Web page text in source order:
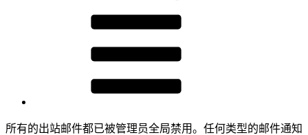
所有的出站邮件都已被管理员全局禁用。任何类型的邮件通知